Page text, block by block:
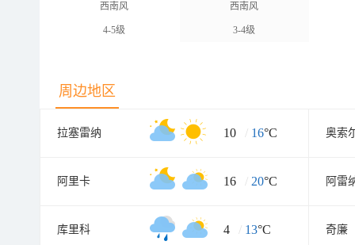
西南风
4-5级
西南风
3-4级
周边地区
拉塞雷纳 10 / 16°C 奥索
阿里卡 16 / 20°C 阿雷
库里科 4 / 13°C 奇廉